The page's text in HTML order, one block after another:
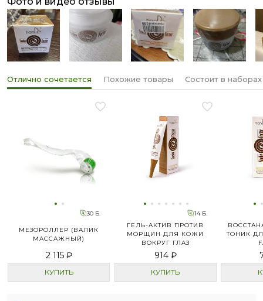
Отлично сочетается Похожие товары Состоит в наборах
30 Б.
МЕЗОРОЛЛЕР (ВАЛИК
МАССАЖНЫЙ)
2 115 ₽
КУПИТЬ
14 Б.
ГЕЛЬ-АКТИВ ПРОТИВ
МОРЩИН ДЛЯ КОЖИ
ВОКРУГ ГЛАЗ
914 ₽
КУПИТЬ
ТОНИК